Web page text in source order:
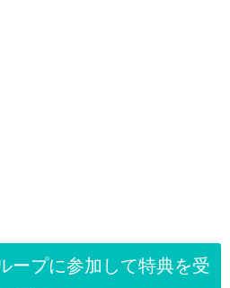
ープに参加して特典を受